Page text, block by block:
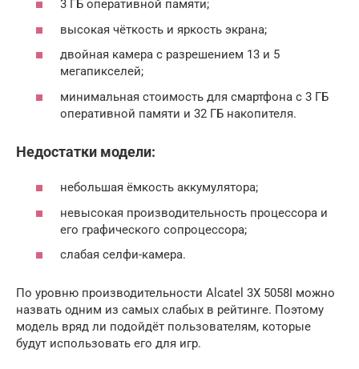
3 ГБ оперативной памяти;
высокая чёткость и яркость экрана;
двойная камера с разрешением 13 и 5
мегапикселей;
минимальная стоимость для смартфона с 3 ГБ
оперативной памяти и 32 ГБ накопителя.
Недостатки модели:
небольшая ёмкость аккумулятора;
невысокая производительность процессора и
его графического сопроцессора;
слабая селфи-камера.
По уровню производительности Alcatel 3X 5058I можно
назвать одним из самых слабых в рейтинге. Поэтому
модель вряд ли подойдёт пользователям, которые
будут использовать его для игр.